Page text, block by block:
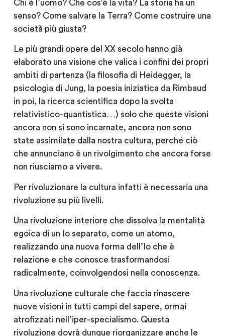
Chi è l’uomo? Che cos’è la vita? La storia ha un
senso? Come salvare la Terra? Come costruire una
società più giusta?
Le più grandi opere del XX secolo hanno già
elaborato una visione che valica i confini dei propri
ambiti di partenza (la filosofia di Heidegger, la
psicologia di Jung, la poesia iniziatica da Rimbaud
in poi, la ricerca scientifica dopo la svolta
relativistico-quantistica…) solo che queste visioni
ancora non si sono incarnate, ancora non sono
state assimilate dalla nostra cultura, perché ciò
che annunciano è un rivolgimento che ancora forse
non riusciamo a vivere.
Per rivoluzionare la cultura infatti è necessaria una
rivoluzione su più livelli.
Una rivoluzione interiore che dissolva la mentalità
egoica di un Io separato, come un atomo,
realizzando una nuova forma dell’Io che è
relazione e che conosce trasformandosi
radicalmente, coinvolgendosi nella conoscenza.
Una rivoluzione culturale che faccia rinascere
nuove visioni in tutti campi del sapere, ormai
atrofizzati nell’iper-specialismo. Questa
rivoluzione dovrà dunque riorganizzare anche le